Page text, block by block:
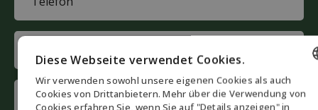
(erforderlich)
E-
(erforderlich)
Company
(erforderlich)
ENGLISH
Diese Webseite verwendet Cookies.
Wir verwenden sowohl unsere eigenen Cookies als auch
Cookies von Drittanbietern. Mehr über die Verwendung von
Cookies erfahren Sie, wenn Sie auf "Details anzeigen" in